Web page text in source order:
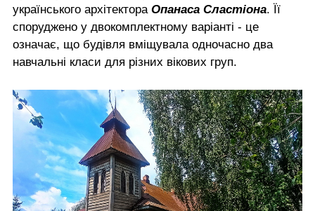
українського архітектора Опанаса Сластіона. Її
споруджено у двокомплектному варіанті - це
означає, що будівля вміщувала одночасно два
навчальні класи для різних вікових груп.